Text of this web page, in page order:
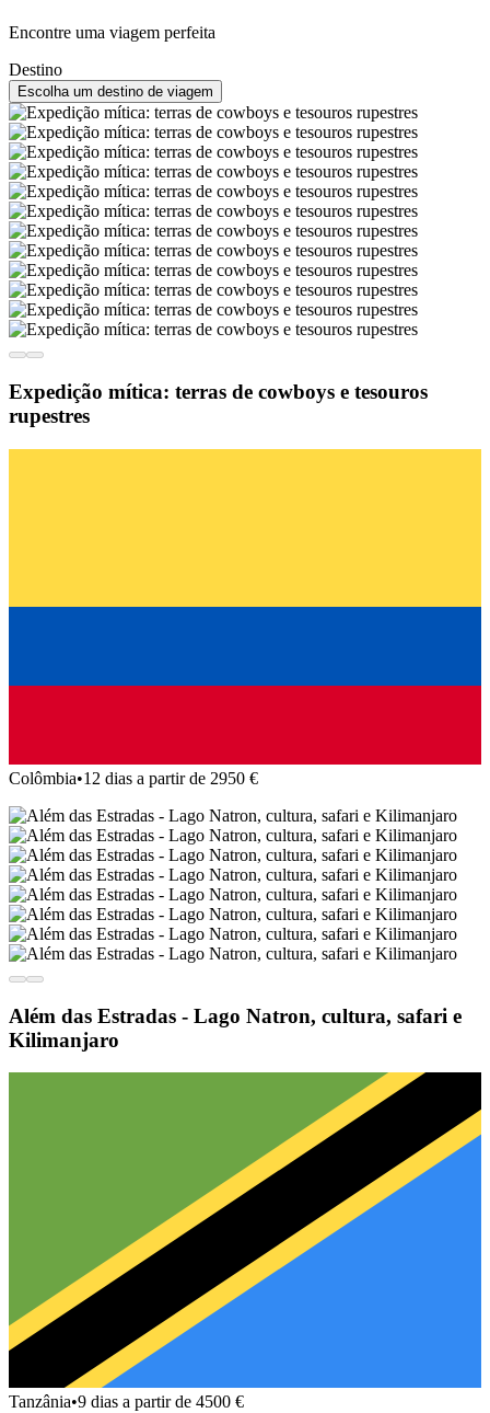
Encontre uma viagem perfeita
Destino
Escolha um destino de viagem
Expedição mítica: terras de cowboys e tesouros
rupestres
Colômbia•12 dias a partir de 2950 €
Além das Estradas - Lago Natron, cultura, safari e
Kilimanjaro
Tanzânia•9 dias a partir de 4500 €